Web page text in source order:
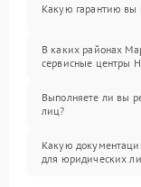
Какую гарантию вы
В каких районах
сервисные центры
Выполняете ли вы
лиц?
Какую
для юридических